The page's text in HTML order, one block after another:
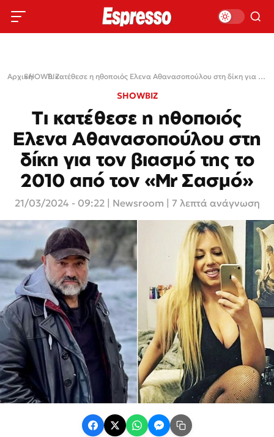
Αρχική›
SHOWBIZ› Τι κατέθεσε η ηθοποιός Ελενα Αθανασοπούλου στη δίκη για τον βιασμό της το 2010 από τον «Mr Σασμό»
SHOWBIZ
Τι κατέθεσε η ηθοποιός
Ελενα Αθανασοπούλου στη
δίκη για τον βιασμό της το
2010 από τον «Mr Σασμό»
21/03/2024 - 09:22 Newsroom | 7 λεπτά ανάγνωση